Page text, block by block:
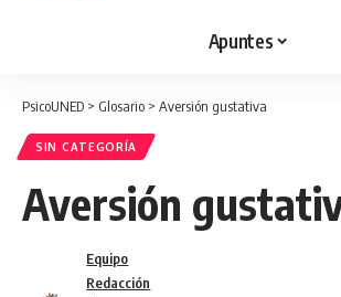
Apuntes
PsicoUNED > Glosario > Aversión gustativa
SIN CATEGORÍA
Aversión
Equipo
Redacción